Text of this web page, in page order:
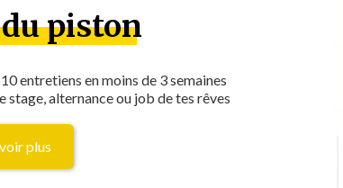
piston
entretiens en moins de 3 semaines
stage, alternance ou job de tes rêves
plus